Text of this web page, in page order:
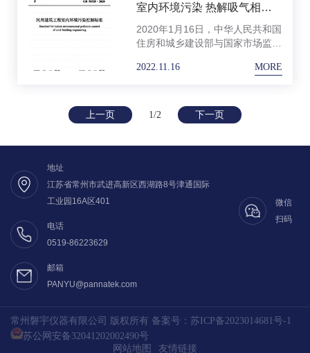
室内环境污染 热解吸气相色
2020年1月16日，中华人民共和国
住房和城乡建设部与国家市场监督
国国家标准GB 50325-2020《民
2022.11.16 MORE
上一页 1/2 下一页
地址
江苏省常州市武进高新区西湖路8号津通国际
工业园16A区401
电话
0519-86223629
邮箱
PANYU@pannatek.com
微信
扫码
常州磐宇仪器有限公司 版权所有 备案号： 苏ICP备2023014681号-1
苏公网安备32041202002490号
网站地图
友情链接